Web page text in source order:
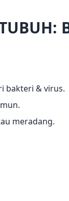
bakteri & virus.
meradang.